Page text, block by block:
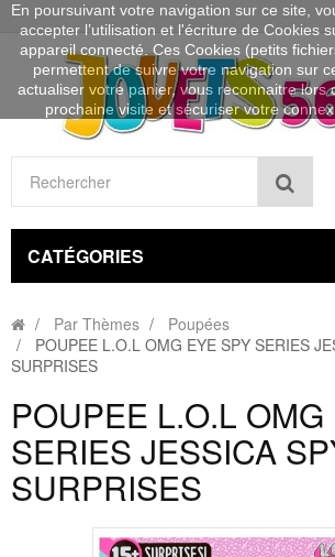
CATÉGORIES
Par Thèmes
Poupées
POUPEE L.O.L OMG EYE SPY SERIES
SURPRISES
POUPEE L.O.L
SERIES JESSICA
SURPRISES
En poursuivant votre navigation sur ce site,
accepter l’utilisation et l'écriture de Cookies
appareil connecté. Ces Cookies (petits
permettent de suivre votre navigation sur
actualiser votre panier, vous reconnaitre lors
prochaine visite et sécuriser votre